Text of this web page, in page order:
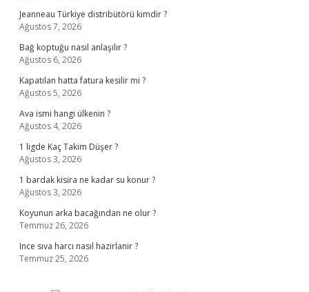
Jeanneau Türkiye distribütörü kimdir ?
Ağustos 7, 2026
Bağ koptuğu nasıl anlaşılır ?
Ağustos 6, 2026
Kapatılan hatta fatura kesilir mi ?
Ağustos 5, 2026
Ava ismi hangi ülkenin ?
Ağustos 4, 2026
1 ligde Kaç Takim Düşer ?
Ağustos 3, 2026
1 bardak kisira ne kadar su konur ?
Ağustos 3, 2026
Koyunun arka bacağından ne olur ?
Temmuz 26, 2026
Ince sıva harcı nasıl hazirlanir ?
Temmuz 25, 2026